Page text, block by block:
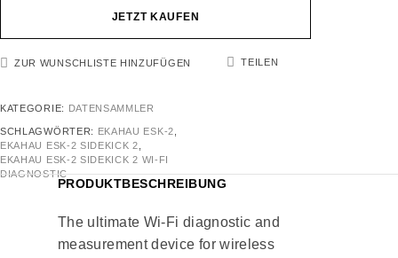
JETZT KAUFEN
ZUR WUNSCHLISTE HINZUFÜGEN TEILEN
KATEGORIE: DATENSAMMLER
SCHLAGWÖRTER: EKAHAU ESK-2
EKAHAU ESK-2 SIDEKICK 2
EKAHAU ESK-2 SIDEKICK 2 WI-FI
DIAGNOSTIC
PRODUKTBESCHREIBUNG
The ultimate Wi-Fi diagnostic and
measurement device for wireless